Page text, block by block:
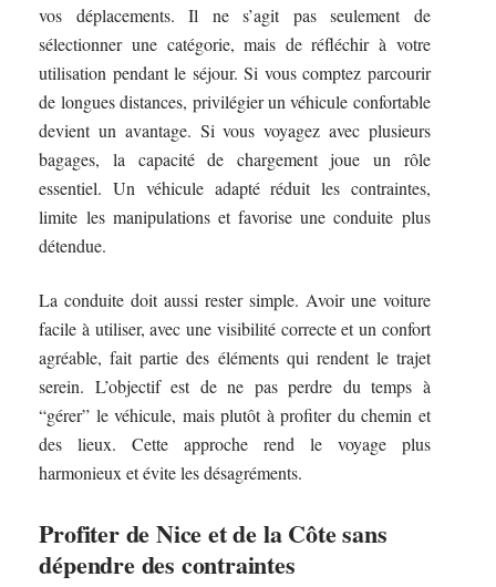
vos déplacements. Il ne s’agit pas seulement de
sélectionner une catégorie, mais de réfléchir à votre
utilisation pendant le séjour. Si vous comptez parcourir
de longues distances, privilégier un véhicule confortable
devient un avantage. Si vous voyagez avec plusieurs
bagages, la capacité de chargement joue un rôle
essentiel. Un véhicule adapté réduit les contraintes,
limite les manipulations et favorise une conduite plus
détendue.
La conduite doit aussi rester simple. Avoir une voiture
facile à utiliser, avec une visibilité correcte et un confort
agréable, fait partie des éléments qui rendent le trajet
serein. L’objectif est de ne pas perdre du temps à
“gérer” le véhicule, mais plutôt à profiter du chemin et
des lieux. Cette approche rend le voyage plus
harmonieux et évite les désagréments.
Profiter de Nice et de la Côte sans
dépendre des contraintes